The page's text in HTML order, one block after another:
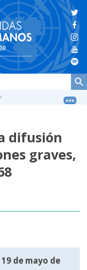
difusión
graves,
de mayo de